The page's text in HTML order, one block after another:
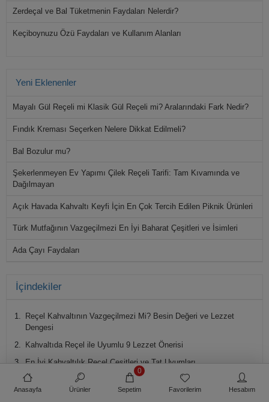
Zerdeçal ve Bal Tüketmenin Faydaları Nelerdir?
Keçiboynuzu Özü Faydaları ve Kullanım Alanları
Yeni Eklenenler
Mayalı Gül Reçeli mi Klasik Gül Reçeli mi? Aralarındaki Fark Nedir?
Fındık Kreması Seçerken Nelere Dikkat Edilmeli?
Bal Bozulur mu?
Şekerlenmeyen Ev Yapımı Çilek Reçeli Tarifi: Tam Kıvamında ve
Dağılmayan
Açık Havada Kahvaltı Keyfi İçin En Çok Tercih Edilen Piknik Ürünleri
Türk Mutfağının Vazgeçilmezi En İyi Baharat Çeşitleri ve İsimleri
Ada Çayı Faydaları
Marmelat Nedir? Nasıl Yapılır?
Helva Kilo Aldırır mı?
İçindekiler
Reçel Kahvaltının Vazgeçilmezi Mi? Besin Değeri ve Lezzet
Dengesi
Kahvaltıda Reçel ile Uyumlu 9 Lezzet Önerisi
En İyi Kahvaltılık Reçel Çeşitleri ve Tat Uyumları
Şekeri Meyveden ve Diyabetik Reçel Seçenekleri – Sağlıklı Tatlı
Alternatifler
Anasayfa Ürünler Sepetim
0
Favorilerim Hesabım